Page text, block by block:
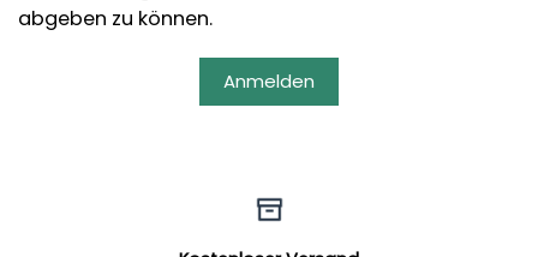
abgeben zu können.
Anmelden